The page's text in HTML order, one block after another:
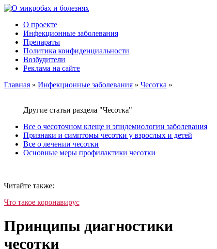
О проекте
Инфекционные заболевания
Препараты
Политика конфиденциальности
Возбудители
Реклама на сайте
Главная » Инфекционные заболевания » Чесотка »
Другие статьи раздела "Чесотка"
Все о чесоточном клеще и эпидемиологии заболевания
Признаки и симптомы чесотки у взрослых и детей
Все о лечении чесотки
Основные меры профилактики чесотки
Читайте также:
Что такое коронавирус
Принципы диагностики
чесотки